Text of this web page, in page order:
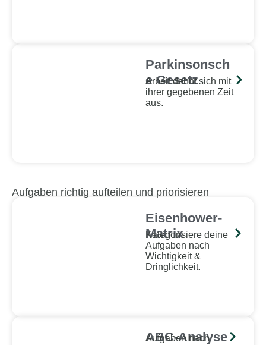
Parkinsonsch
e Gesetz
Arbeit dehnt sich mit
ihrer gegebenen Zeit
aus.
Aufgaben richtig aufteilen und priorisieren
Eisenhower-
Matrix
Kategorisiere deine
Aufgaben nach
Wichtigkeit &
Dringlichkeit.
ABC-Analyse
Aufgaben nach